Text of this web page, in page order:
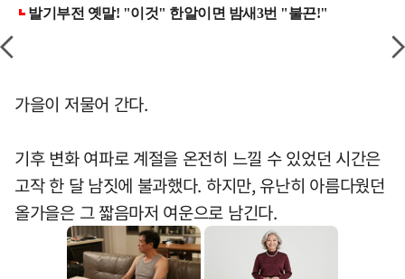
가을이 저물어 간다.
기후 변화 여파로 계절을 온전히 느낄 수 있었던 시간은
고작 한 달 남짓에 불과했다. 하지만, 유난히 아름다웠던
올가을은 그 짧음마저 여운으로 남긴다.